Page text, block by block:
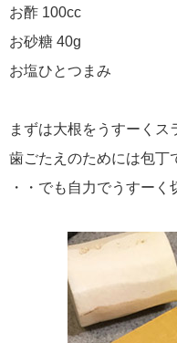
お酢 100cc
お砂糖 40g
お塩ひとつまみ
まずは大根をうすーくス
歯ごたえのためには包丁
・・でも自力でうすーく